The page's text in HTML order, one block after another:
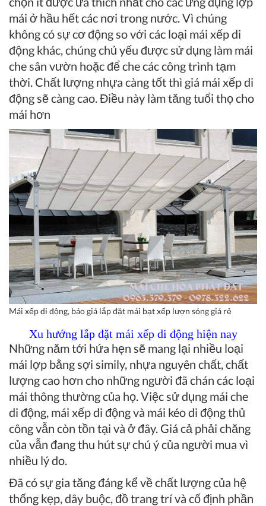
mái ở hầu hết các nơi trong nước. Vì chúng
không có sự cơ động so với các loại mái xếp di
động khác, chúng chủ yếu được sử dụng làm mái
che sân vườn hoặc để che các công trình tạm
thời. Chất lượng nhựa càng tốt thì giá mái xếp di
động sẽ càng cao. Điều này làm tăng tuổi thọ cho
mái hơn
Mái xếp di động, báo giá lắp đặt mái bạt xếp lượn sóng giá rẻ
Xu hướng lắp đặt mái xếp di động hiện nay
Những năm tới hứa hẹn sẽ mang lại nhiều loại
mái lợp bằng sợi simily, nhựa nguyên chất, chất
lượng cao hơn cho những người đã chán các loại
mái thông thường của họ. Việc sử dụng mái che
di động, mái xếp di động và mái kéo di động thủ
công vẫn còn tồn tại và ở đây. Giá cả phải chăng
của vẫn đang thu hút sự chú ý của người mua vì
nhiều lý do.
Đã có sự gia tăng đáng kể về chất lượng của hệ
thống kẹp, dây buộc, đồ trang trí và cố định phần